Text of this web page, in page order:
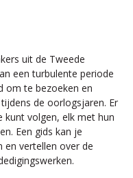
uit de Tweede
een turbulente periode
om te bezoeken en
de oorlogsjaren. Er
kunt volgen, elk met hun
Een gids kan je
en vertellen over de